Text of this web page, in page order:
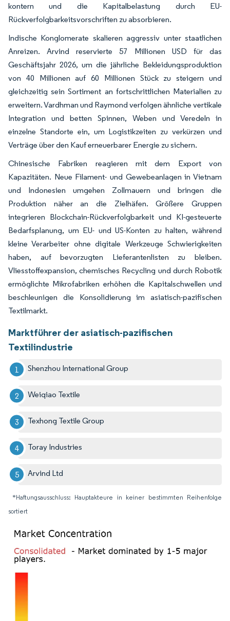
kontern und die Kapitalbelastung durch EU-
Rückverfolgbarkeitsvorschriften zu absorbieren.
Indische Konglomerate skalieren aggressiv unter staatlichen
Anreizen. Arvind reservierte 57 Millionen USD für das
Geschäftsjahr 2026, um die jährliche Bekleidungsproduktion
von 40 Millionen auf 60 Millionen Stück zu steigern und
gleichzeitig sein Sortiment an fortschrittlichen Materialien zu
erweitern. Vardhman und Raymond verfolgen ähnliche vertikale
Integration und betten Spinnen, Weben und Veredeln in
einzelne Standorte ein, um Logistikzeiten zu verkürzen und
Verträge über den Kauf erneuerbarer Energie zu sichern.
Chinesische Fabriken reagieren mit dem Export von
Kapazitäten. Neue Filament- und Gewebeanlagen in Vietnam
und Indonesien umgehen Zollmauern und bringen die
Produktion näher an die Zielhäfen. Größere Gruppen
integrieren Blockchain-Rückverfolgbarkeit und KI-gesteuerte
Bedarfsplanung, um EU- und US-Konten zu halten, während
kleine Verarbeiter ohne digitale Werkzeuge Schwierigkeiten
haben, auf bevorzugten Lieferantenlisten zu bleiben.
Vliesstoffexpansion, chemisches Recycling und durch Robotik
ermöglichte Mikrofabriken erhöhen die Kapitalschwellen und
beschleunigen die Konsolidierung im asiatisch-pazifischen
Textilmarkt.
Marktführer der asiatisch-pazifischen
Textilindustrie
Shenzhou International Group
Weiqiao Textile
Texhong Textile Group
Toray Industries
Arvind Ltd
*Haftungsausschluss: Hauptakteure in keiner bestimmten Reihenfolge
sortiert